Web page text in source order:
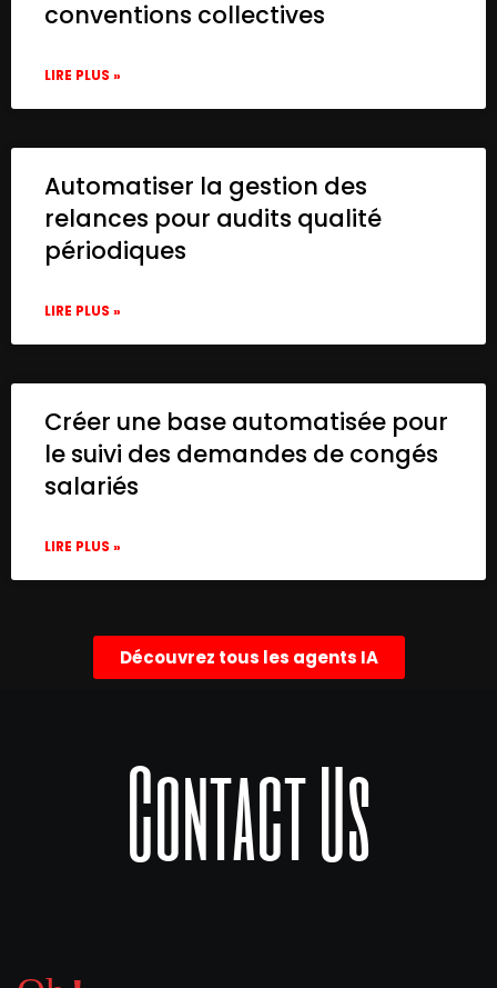
          "__rl": true,
          "mode": "list",
            {
"content": "You're an AI
              "role": "system"
            },
"content": "=Job: {{
        },
        "jsonOutput": true,
        "options": {}
      },
      "name": "Score Job",
        960,
      ],
"id": "ced0bd63-edb8-4a46-a3a6-
    },
          "string": [
            {
              "name": "job_title",
              "value": "IT auditor"
conventions collectives
LIRE PLUS »
Automatiser la gestion des
relances pour audits qualité
périodiques
LIRE PLUS »
Créer une base automatisée pour
le suivi des demandes de congés
salariés
LIRE PLUS »
Découvrez tous les agents IA
Contact Us